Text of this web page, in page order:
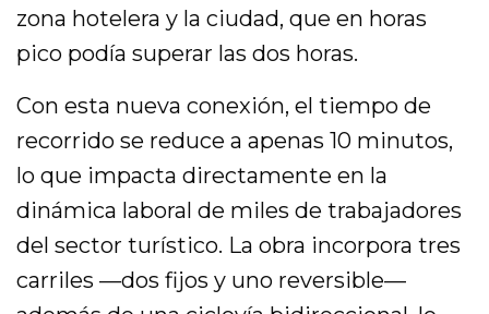
zona hotelera y la ciudad, que en horas
pico podía superar las dos horas.
Con esta nueva conexión, el tiempo de
recorrido se reduce a apenas 10 minutos,
lo que impacta directamente en la
dinámica laboral de miles de trabajadores
del sector turístico. La obra incorpora tres
carriles —dos fijos y uno reversible—